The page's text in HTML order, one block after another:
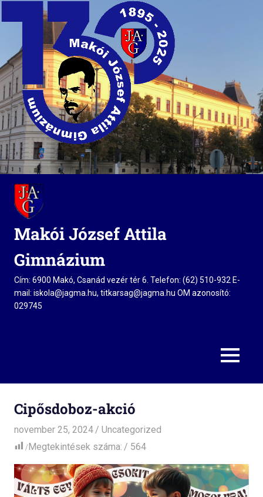
Skip
content
Makói József Attila
Gimnázium
Cím: 6900 Makó, Csanád vezér tér 6. Telefon: (62) 510-932 E-
mail: iskola@jagma.hu, titkarsag@jagma.hu OM azonosító:
029745
MENU
Cipősdoboz-akció
november 25, 2024 admin
Uncategorized
Megtekintések száma:
564